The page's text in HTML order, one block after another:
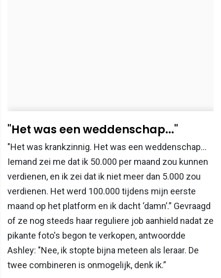
"Het was een weddenschap..."
"Het was krankzinnig. Het was een weddenschap…
Iemand zei me dat ik 50.000 per maand zou kunnen
verdienen, en ik zei dat ik niet meer dan 5.000 zou
verdienen. Het werd 100.000 tijdens mijn eerste
maand op het platform en ik dacht ‘damn’.” Gevraagd
of ze nog steeds haar reguliere job aanhield nadat ze
pikante foto's begon te verkopen, antwoordde
Ashley: "Nee, ik stopte bijna meteen als leraar. De
twee combineren is onmogelijk, denk ik.”